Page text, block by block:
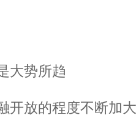
势所趋
放的程度不断加大